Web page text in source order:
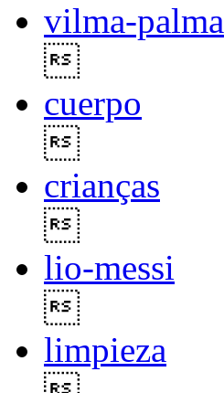
vilma-palma
cuerpo
crianças
lio-messi
limpieza